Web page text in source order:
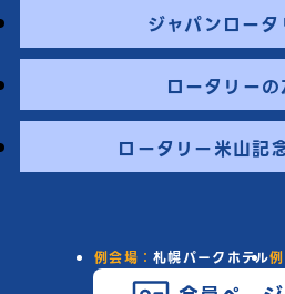
ジャパンロータ
ロータリーの
ロータリー米山記
例会場：札幌パークホテル